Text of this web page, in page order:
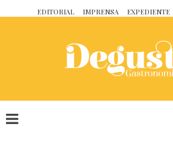
EDITORIAL IMPRENSA EXPEDIENTE